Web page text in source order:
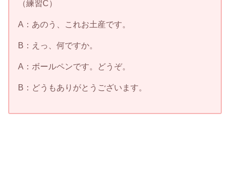
（練習C）
A：あのう、これお土産です。
B：えっ、何ですか。
A：ボールペンです。どうぞ。
B：どうもありがとうございます。